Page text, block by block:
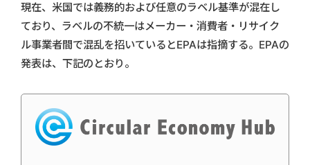
現在、米国では義務的および任意のラベル基準が混在し
ており、ラベルの不統一はメーカー・消費者・リサイク
ル事業者間で混乱を招いているとEPAは指摘する。EPAの
発表は、下記のとおり。